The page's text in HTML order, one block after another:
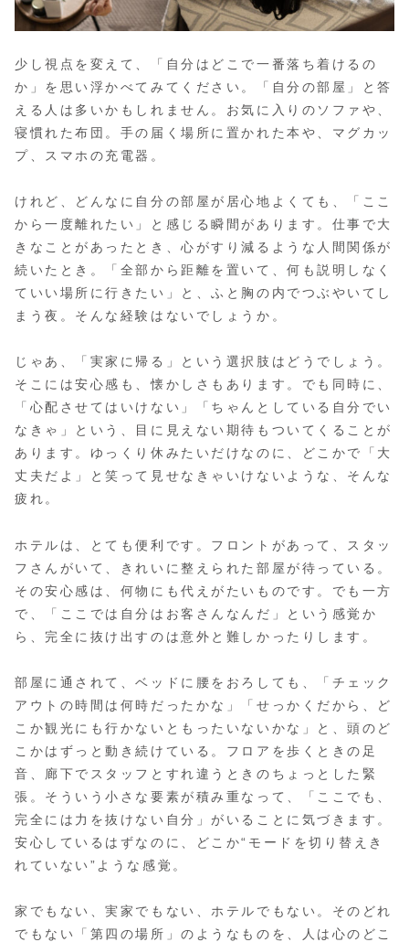
少し視点を変えて、「自分はどこで一番落ち着けるの
か」を思い浮かべてみてください。「自分の部屋」と答
える人は多いかもしれません。お気に入りのソファや、
寝慣れた布団。手の届く場所に置かれた本や、マグカッ
プ、スマホの充電器。
けれど、どんなに自分の部屋が居心地よくても、「ここ
から一度離れたい」と感じる瞬間があります。仕事で大
きなことがあったとき、心がすり減るような人間関係が
続いたとき。「全部から距離を置いて、何も説明しなく
ていい場所に行きたい」と、ふと胸の内でつぶやいてし
まう夜。そんな経験はないでしょうか。
じゃあ、「実家に帰る」という選択肢はどうでしょう。
そこには安心感も、懐かしさもあります。でも同時に、
「心配させてはいけない」「ちゃんとしている自分でい
なきゃ」という、目に見えない期待もついてくることが
あります。ゆっくり休みたいだけなのに、どこかで「大
丈夫だよ」と笑って見せなきゃいけないような、そんな
疲れ。
ホテルは、とても便利です。フロントがあって、スタッ
フさんがいて、きれいに整えられた部屋が待っている。
その安心感は、何物にも代えがたいものです。でも一方
で、「ここでは自分はお客さんなんだ」という感覚か
ら、完全に抜け出すのは意外と難しかったりします。
部屋に通されて、ベッドに腰をおろしても、「チェック
アウトの時間は何時だったかな」「せっかくだから、ど
こか観光にも行かないともったいないかな」と、頭のど
こかはずっと動き続けている。フロアを歩くときの足
音、廊下でスタッフとすれ違うときのちょっとした緊
張。そういう小さな要素が積み重なって、「ここでも、
完全には力を抜けない自分」がいることに気づきます。
安心しているはずなのに、どこか“モードを切り替えき
れていない”ような感覚。
家でもない、実家でもない、ホテルでもない。そのどれ
でもない「第四の場所」のようなものを、人は心のどこ